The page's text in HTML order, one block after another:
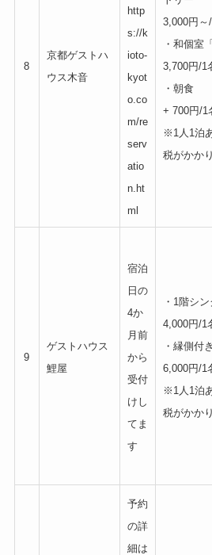
8
京都ゲストハ
ウス木音
http
s://k
ioto-
kyot
o.co
m/re
serv
atio
n.ht
ml
3,000円～
・和個室
3,700円/1
・朝食
+ 700円/1
※1人1泊
税がかか
9
ゲストハウス
鯉屋
宿泊
日の
4か
月前
から
受付
けし
てま
す
・1階シ
4,000円/1
・縁側付
6,000円/1
※1人1泊
税がかか
予約
の詳
細は